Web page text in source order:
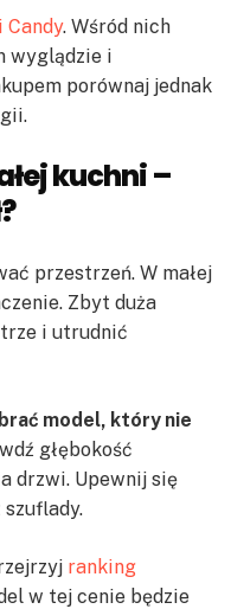
Candy. Wśród nich
wyglądzie i
porównaj jednak
kuchni –
przestrzeń. W małej
Zbyt duża
i utrudnić
model, który nie
głębokość
drzwi. Upewnij się
ranking
w tej cenie będzie